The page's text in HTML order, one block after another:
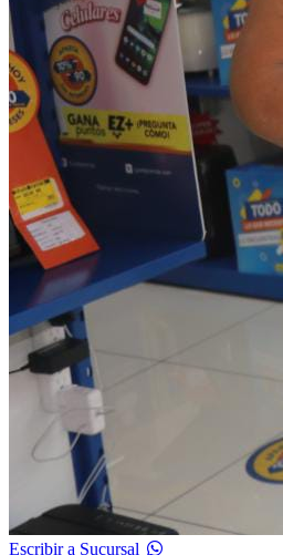
Escribir a Sucursal